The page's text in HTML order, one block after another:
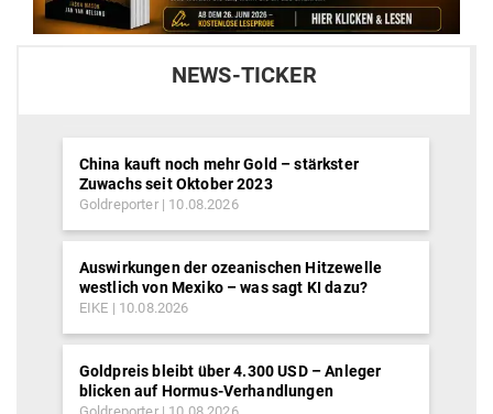
NEWS-TICKER
China kauft noch mehr Gold – stärkster
Zuwachs seit Oktober 2023
Goldreporter 10.08.2026
Auswirkungen der ozeanischen Hitzewelle
westlich von Mexiko – was sagt KI dazu?
EIKE 10.08.2026
Goldpreis bleibt über 4.300 USD – Anleger
blicken auf Hormus-Verhandlungen